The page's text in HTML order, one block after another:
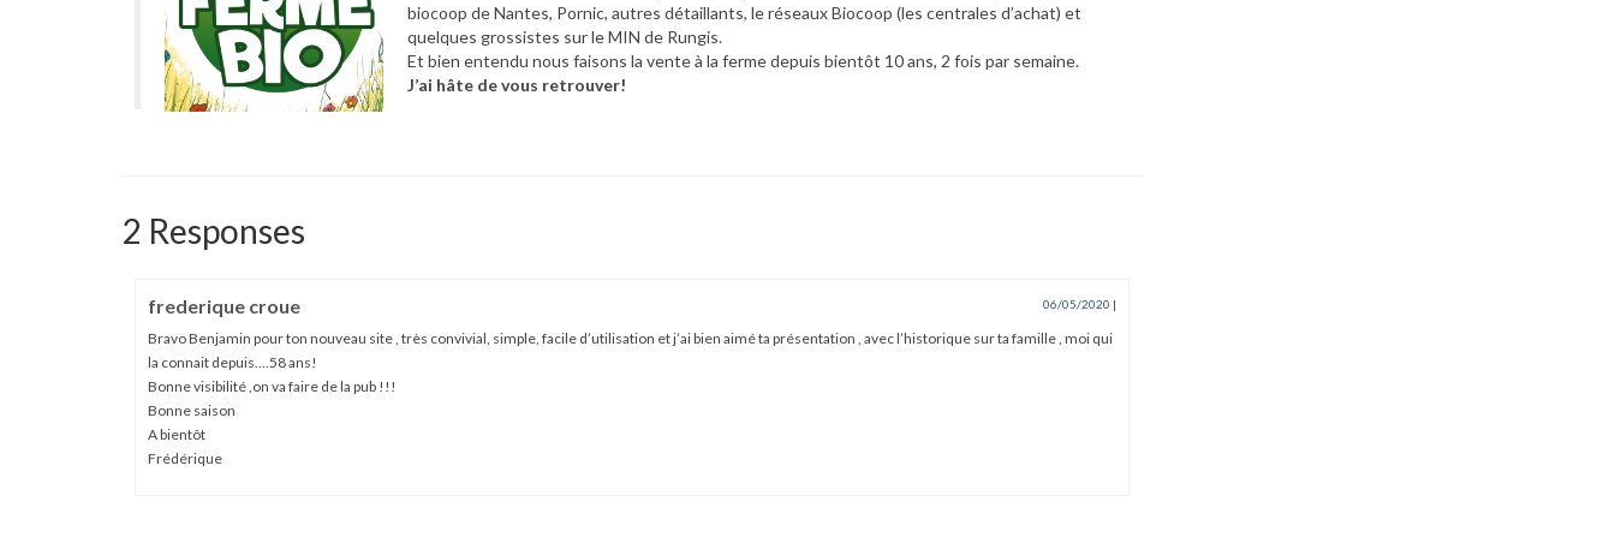
biocoop de Nantes, Pornic, autres détaillants, le réseaux Biocoop (les centrales d’achat) et
quelques grossistes sur le MIN de Rungis.
Et bien entendu nous faisons la vente à la ferme depuis bientôt 10 ans, 2 fois par semaine.
J’ai hâte de vous retrouver!
2 Responses
frederique croue 06/05/2020 |
Bravo Benjamin pour ton nouveau site , très convivial, simple, facile d’utilisation et j’ai bien aimé ta présentation , avec l’historique sur ta famille , moi qui
la connait depuis….58 ans!
Bonne visibilité ,on va faire de la pub !!!
Bonne saison
A bientôt
Frédérique